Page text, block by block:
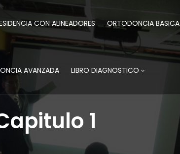
CON ALINEADORES ORTODONCIA BASICA
AVANZADA LIBRO DIAGNOSTICO
1